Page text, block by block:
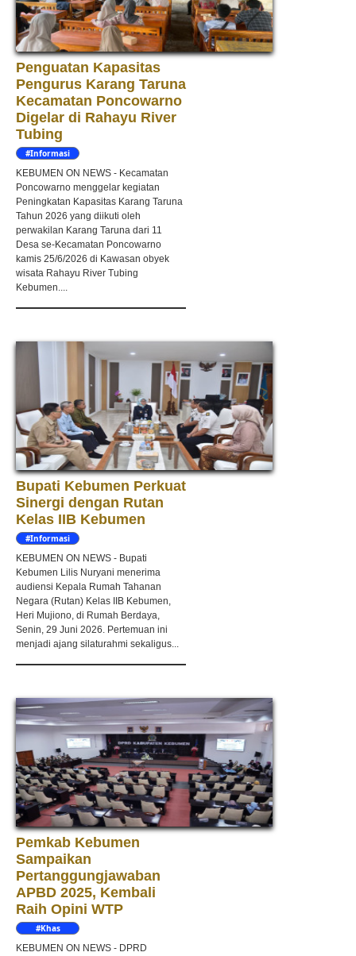
Penguatan Kapasitas
Pengurus Karang Taruna
Kecamatan Poncowarno
Digelar di Rahayu River
Tubing
#Informasi
KEBUMEN ON NEWS - Kecamatan
Poncowarno menggelar kegiatan
Peningkatan Kapasitas Karang Taruna
Tahun 2026 yang diikuti oleh
perwakilan Karang Taruna dari 11
Desa se-Kecamatan Poncowarno
kamis 25/6/2026 di Kawasan obyek
wisata Rahayu River Tubing
Kebumen....
Bupati Kebumen Perkuat
Sinergi dengan Rutan
Kelas IIB Kebumen
#Informasi
KEBUMEN ON NEWS - Bupati
Kebumen Lilis Nuryani menerima
audiensi Kepala Rumah Tahanan
Negara (Rutan) Kelas IIB Kebumen,
Heri Mujiono, di Rumah Berdaya,
Senin, 29 Juni 2026. Pertemuan ini
menjadi ajang silaturahmi sekaligus...
Pemkab Kebumen
Sampaikan
Pertanggungjawaban
APBD 2025, Kembali
Raih Opini WTP
#Khas
KEBUMEN ON NEWS - DPRD